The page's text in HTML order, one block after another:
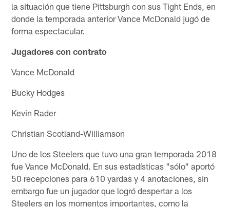
la situación que tiene Pittsburgh con sus Tight Ends, en
donde la temporada anterior Vance McDonald jugó de
forma espectacular.
Jugadores con contrato
Vance McDonald
Bucky Hodges
Kevin Rader
Christian Scotland-Williamson
Uno de los Steelers que tuvo una gran temporada 2018
fue Vance McDonald. En sus estadísticas "sólo" aportó
50 recepciones para 610 yardas y 4 anotaciones, sin
embargo fue un jugador que logró despertar a los
Steelers en los momentos importantes, como la